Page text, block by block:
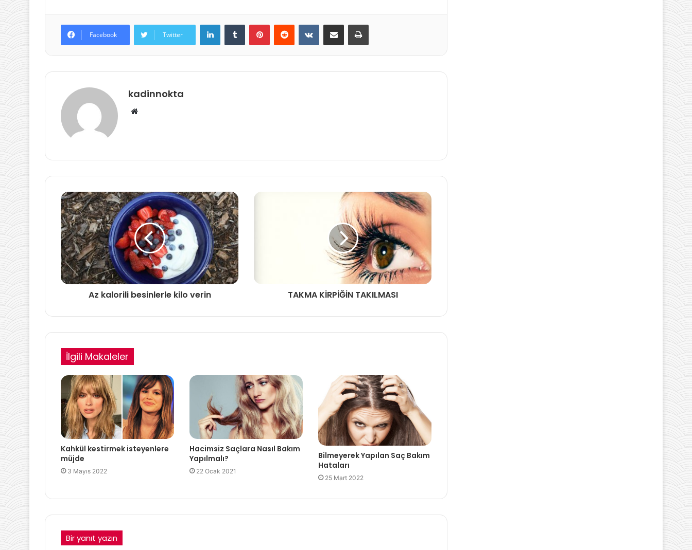
Facebook Twitter
LinkedInTumblr PinterestReddit VKontakteE-Posta ile paylaş Yazdır
kadinnokta
Web
Az kalorili besinlerle kilo verin TAKMA KİRPİĞİN TAKILMASI
İlgili Makaleler
Kahkül kestirmek isteyenlere
müjde
3 Mayıs 2022
Hacimsiz Saçlara Nasıl Bakım
Yapılmalı?
22 Ocak 2021
Bilmeyerek Yapılan Saç Bakım
Hataları
25 Mart 2022
Bir yanıt yazın